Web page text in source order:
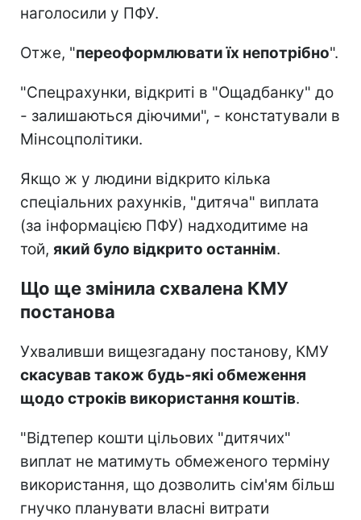
наголосили у ПФУ.
Отже, "переоформлювати їх непотрібно".
"Спецрахунки, відкриті в "Ощадбанку" до
- залишаються діючими", - констатували в
Мінсоцполітики.
Якщо ж у людини відкрито кілька
спеціальних рахунків, "дитяча" виплата
(за інформацією ПФУ) надходитиме на
той, який було відкрито останнім.
Що ще змінила схвалена КМУ
постанова
Ухваливши вищезгадану постанову, КМУ
скасував також будь-які обмеження
щодо строків використання коштів.
"Відтепер кошти цільових "дитячих"
виплат не матимуть обмеженого терміну
використання, що дозволить сім'ям більш
гнучко планувати власні витрати